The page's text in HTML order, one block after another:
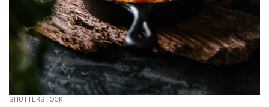
SHUTTERSTOCK